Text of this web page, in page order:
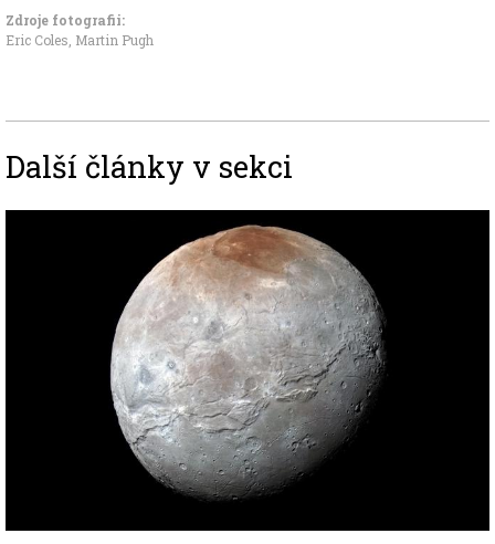
Zdroje fotografii:
Eric Coles, Martin Pugh
Další články v sekci